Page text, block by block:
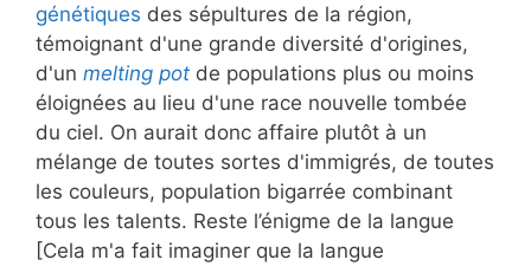
génétiques des sépultures de la région,
témoignant d'une grande diversité d'origines,
d'un melting pot de populations plus ou moins
éloignées au lieu d'une race nouvelle tombée
du ciel. On aurait donc affaire plutôt à un
mélange de toutes sortes d'immigrés, de toutes
les couleurs, population bigarrée combinant
tous les talents. Reste l’énigme de la langue
[Cela m'a fait imaginer que la langue